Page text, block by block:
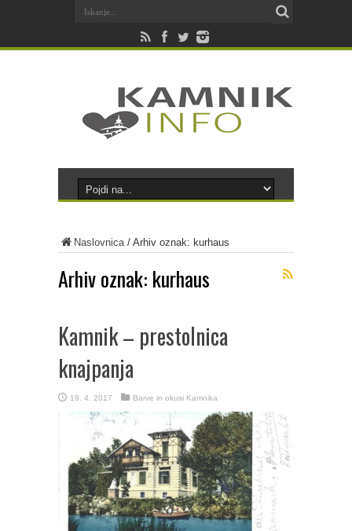
Naslovnica/ Arhiv oznak: kurhaus
Arhiv oznak: kurhaus
Kamnik – prestolnica
knajpanja
19. 4. 2017 Barve in okusi Kamnika